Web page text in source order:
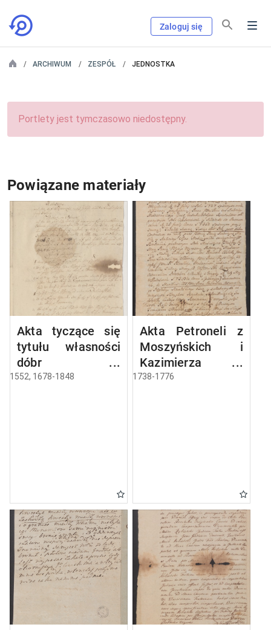
Zaloguj się
ARCHIWUM ZESPÓŁ JEDNOSTKA
Portlety jest tymczasowo niedostępny.
Powiązane materiały
Akta tyczące się
tytułu własności
dóbr
maluszyńskich
1552, 1678-1848
Akta Petroneli z
Moszyńskich i
Kazimierza
Ostrowskich,
1738-1776